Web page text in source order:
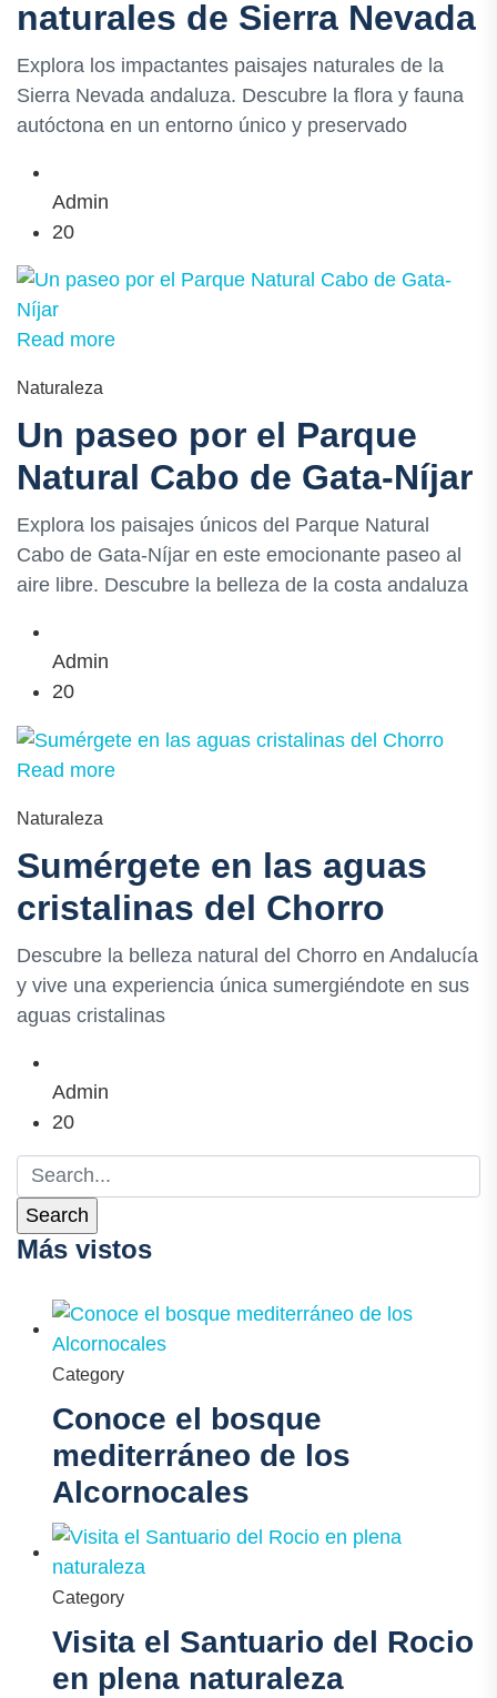
naturales de Sierra Nevada
Explora los impactantes paisajes naturales de la
Sierra Nevada andaluza. Descubre la flora y fauna
autóctona en un entorno único y preservado
Admin
20
Read more
Naturaleza
Un paseo por el Parque
Natural Cabo de Gata-Níjar
Explora los paisajes únicos del Parque Natural
Cabo de Gata-Níjar en este emocionante paseo al
aire libre. Descubre la belleza de la costa andaluza
Admin
20
Read more
Naturaleza
Sumérgete en las aguas
cristalinas del Chorro
Descubre la belleza natural del Chorro en Andalucía
y vive una experiencia única sumergiéndote en sus
aguas cristalinas
Admin
20
Más vistos
Category
Conoce el bosque
mediterráneo de los
Alcornocales
Category
Visita el Santuario del Rocio
en plena naturaleza